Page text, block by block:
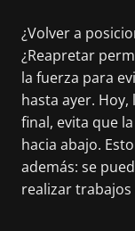
¿Volver a
¿Reapretar
la fuerza para
hasta ayer. Hoy,
final, evita que
hacia abajo.
además: se
realizar